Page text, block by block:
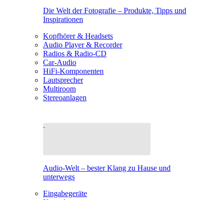
Die Welt der Fotografie – Produkte, Tipps und
Inspirationen
Kopfhörer & Headsets
Audio Player & Recorder
Radios & Radio-CD
Car-Audio
HiFi-Komponenten
Lautsprecher
Multiroom
Stereoanlagen
Audio-Welt – bester Klang zu Hause und
unterwegs
Eingabegeräte